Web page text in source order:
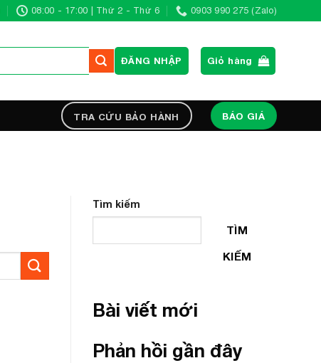
08:00 - 17:00 | Thứ 2 - Thứ 6 0903 990 275 (Zalo)
ĐĂNG NHẬP Giỏ hàng
TRA CỨU BẢO HÀNH BÁO GIÁ
Tìm kiếm
TÌM
KIẾM
Bài viết mới
Phản hồi gần đây